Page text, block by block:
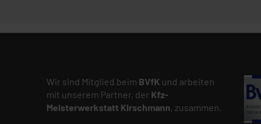
Wir sind Mitglied beim BVfK und arbeiten
mit unserem Partner, der Kfz-
Meisterwerkstatt Kirschmann, zusammen.